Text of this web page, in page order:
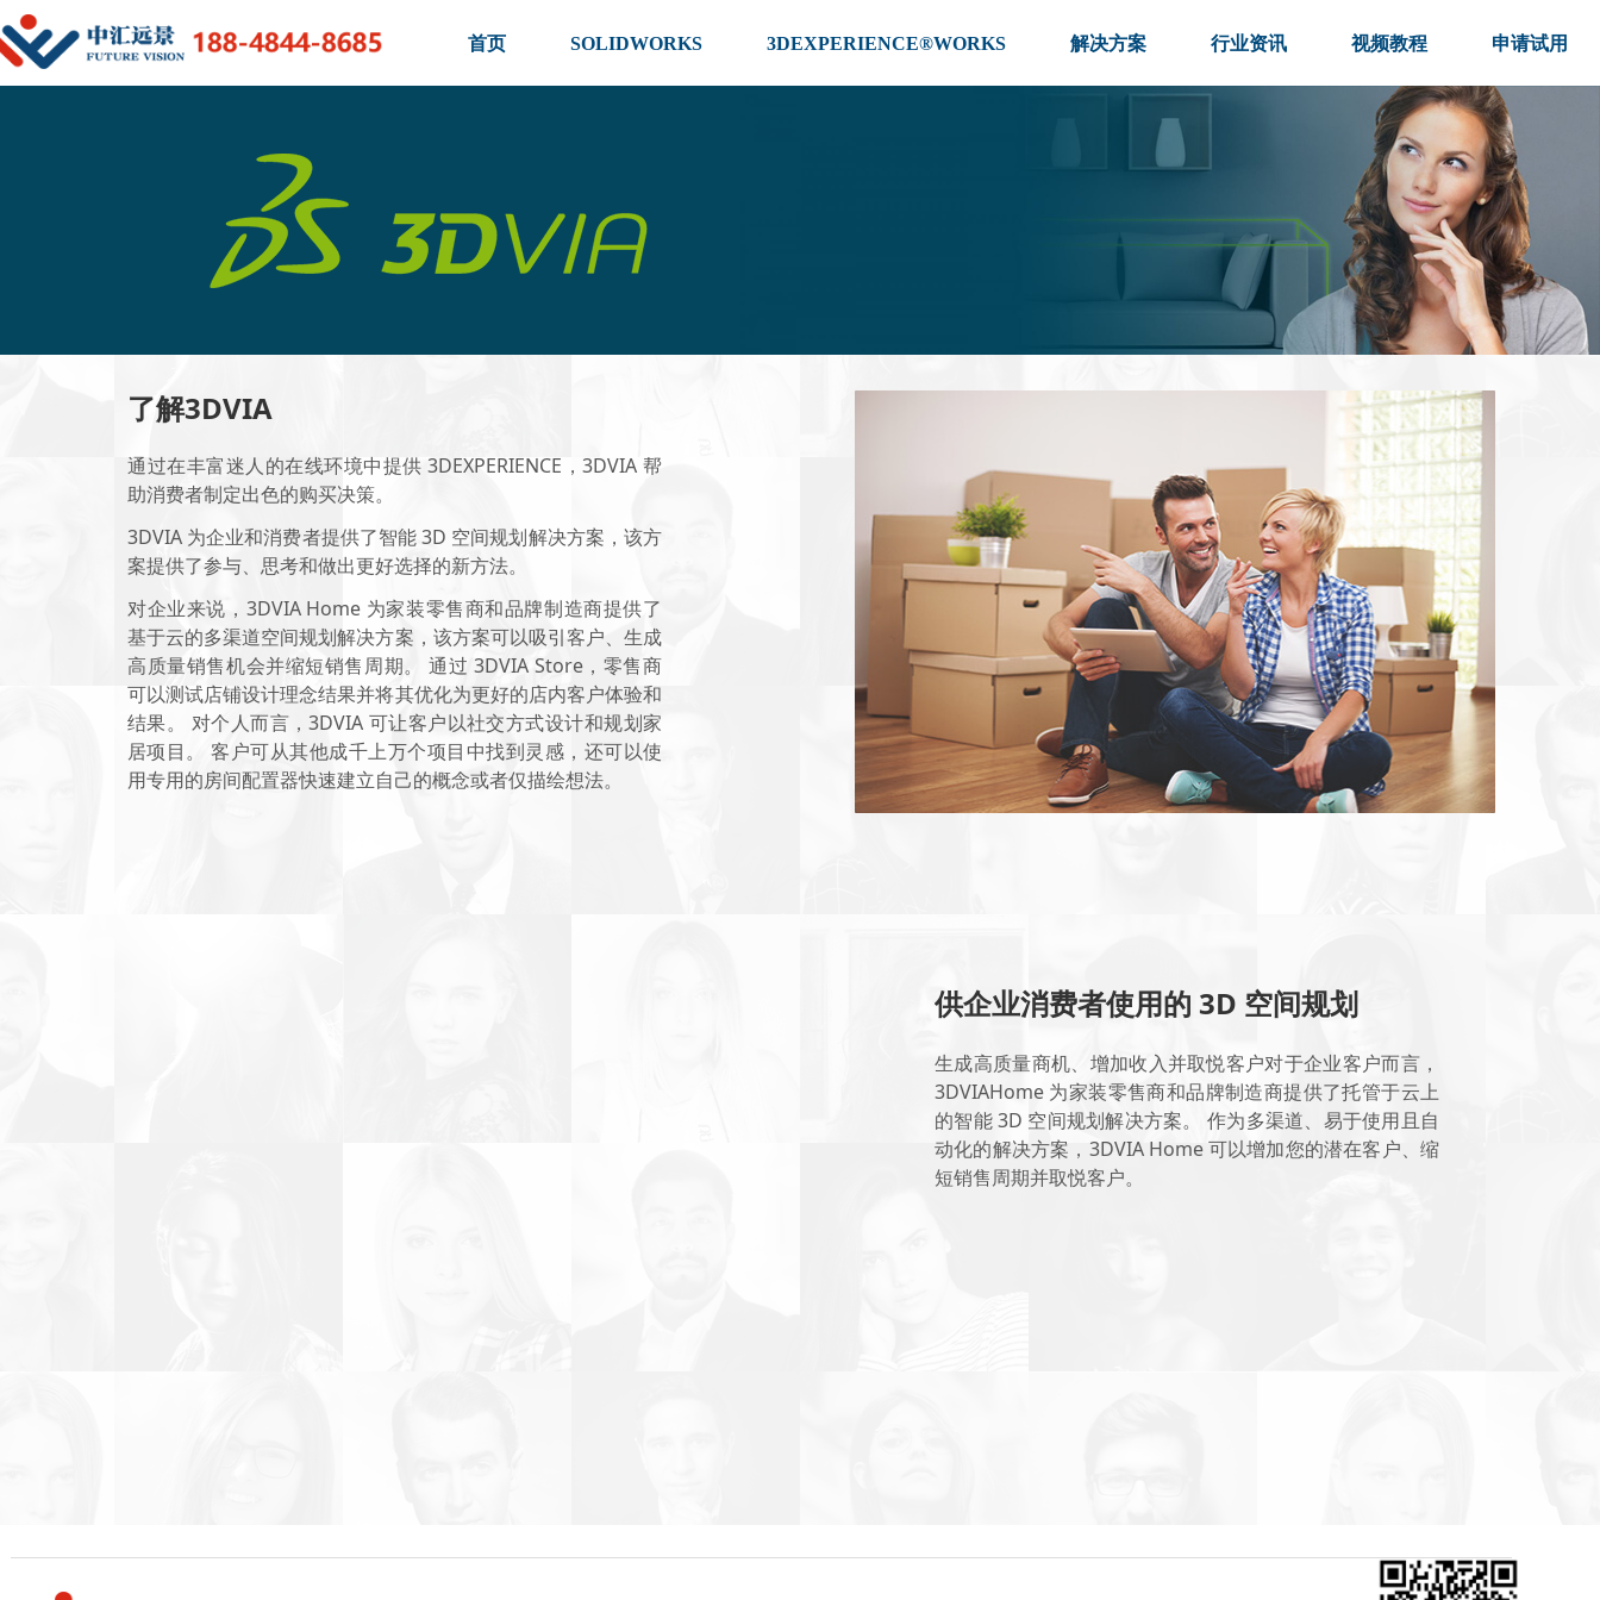
首页 SOLIDWORKS 3DEXPERIENCE®WORKS 解决方案 行业资讯 视频教程 申请试用
了解3DVIA
通过在丰富迷人的在线环境中提供 3DEXPERIENCE，3DVIA 帮
助消费者制定出色的购买决策。
3DVIA 为企业和消费者提供了智能 3D 空间规划解决方案，该方
案提供了参与、思考和做出更好选择的新方法。
对企业来说，3DVIA Home 为家装零售商和品牌制造商提供了
基于云的多渠道空间规划解决方案，该方案可以吸引客户、生成
高质量销售机会并缩短销售周期。 通过 3DVIA Store，零售商
可以测试店铺设计理念结果并将其优化为更好的店内客户体验和
结果。 对个人而言，3DVIA 可让客户以社交方式设计和规划家
居项目。 客户可从其他成千上万个项目中找到灵感，还可以使
用专用的房间配置器快速建立自己的概念或者仅描绘想法。
供企业消费者使用的 3D 空间规划
生成高质量商机、增加收入并取悦客户对于企业客户而言，
3DVIAHome 为家装零售商和品牌制造商提供了托管于云上
的智能 3D 空间规划解决方案。 作为多渠道、易于使用且自
动化的解决方案，3DVIA Home 可以增加您的潜在客户、缩
短销售周期并取悦客户。